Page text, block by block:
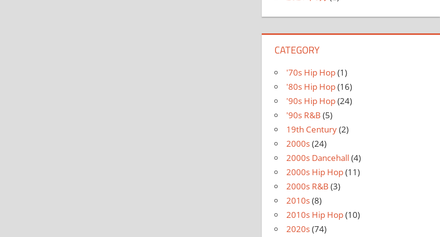
CATEGORY
'70s Hip Hop(1)
'80s Hip Hop(16)
'90s Hip Hop(24)
'90s R&B (5)
19th Century(2)
2000s(24)
2000s Dancehall (4)
2000s Hip Hop(11)
2000s R&B (3)
2010s(8)
2010s Hip Hop(10)
2020s(74)